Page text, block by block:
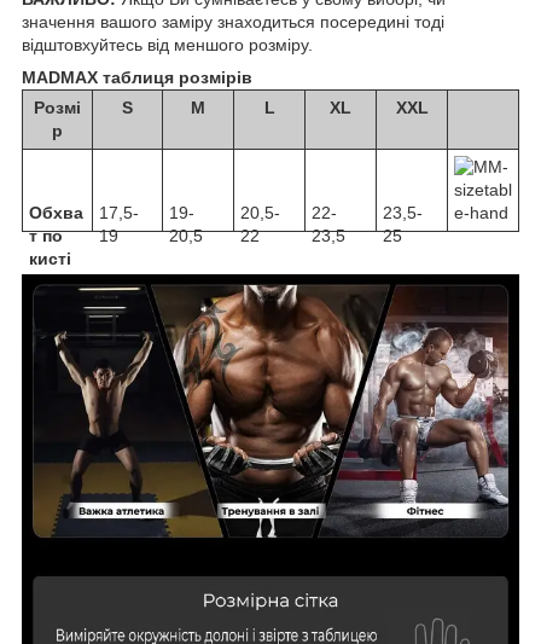
значення вашого заміру знаходиться посередині тоді
відштовхуйтесь від меншого розміру.
MADMAX таблиця розмірів
Розмі
р
S M L XL XXL
Обхва
т по
кисті
17,5-
19
19-
20,5
20,5-
22
22-
23,5
23,5-
25